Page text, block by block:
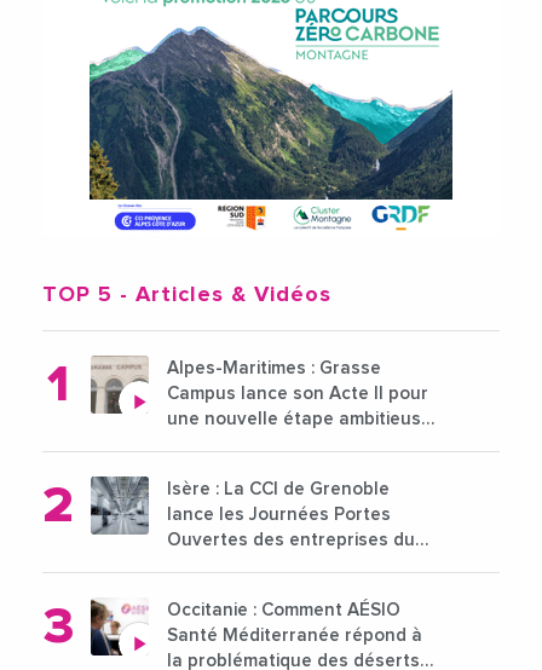
TOP 5 - Articles & Vidéos
Alpes-Maritimes : Grasse
Campus lance son Acte II pour
une nouvelle étape ambitieuse
Isère : La CCI de Grenoble
lance les Journées Portes
Ouvertes des entreprises du
Occitanie : Comment AÉSIO
Santé Méditerranée répond à
la problématique des déserts